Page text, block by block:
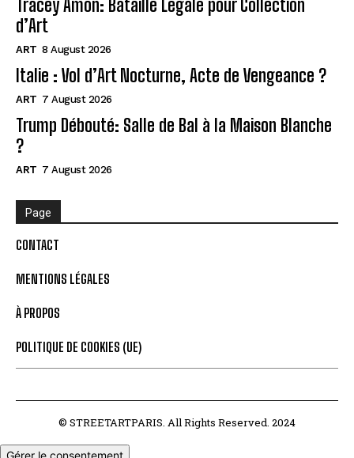
Tracey Amon: Bataille Légale pour Collection
d’Art
ART 8 August 2026
Italie : Vol d’Art Nocturne, Acte de Vengeance ?
ART 7 August 2026
Trump Débouté: Salle de Bal à la Maison Blanche
?
ART 7 August 2026
Page
CONTACT
MENTIONS LÉGALES
À PROPOS
POLITIQUE DE COOKIES (UE)
© STREETARTPARIS. All Rights Reserved. 2024
Gérer le consentement